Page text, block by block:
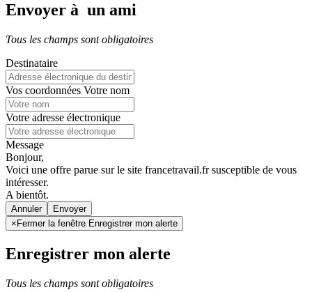
Envoyer à un ami
Tous les champs sont obligatoires
Destinataire
Vos coordonnées Votre nom
Votre adresse électronique
Message
Bonjour,
Voici une offre parue sur le site francetravail.fr susceptible de vous
intéresser.
A bientôt.
Annuler
× Fermer la fenêtre Enregistrer mon alerte
Enregistrer mon alerte
Tous les champs sont obligatoires